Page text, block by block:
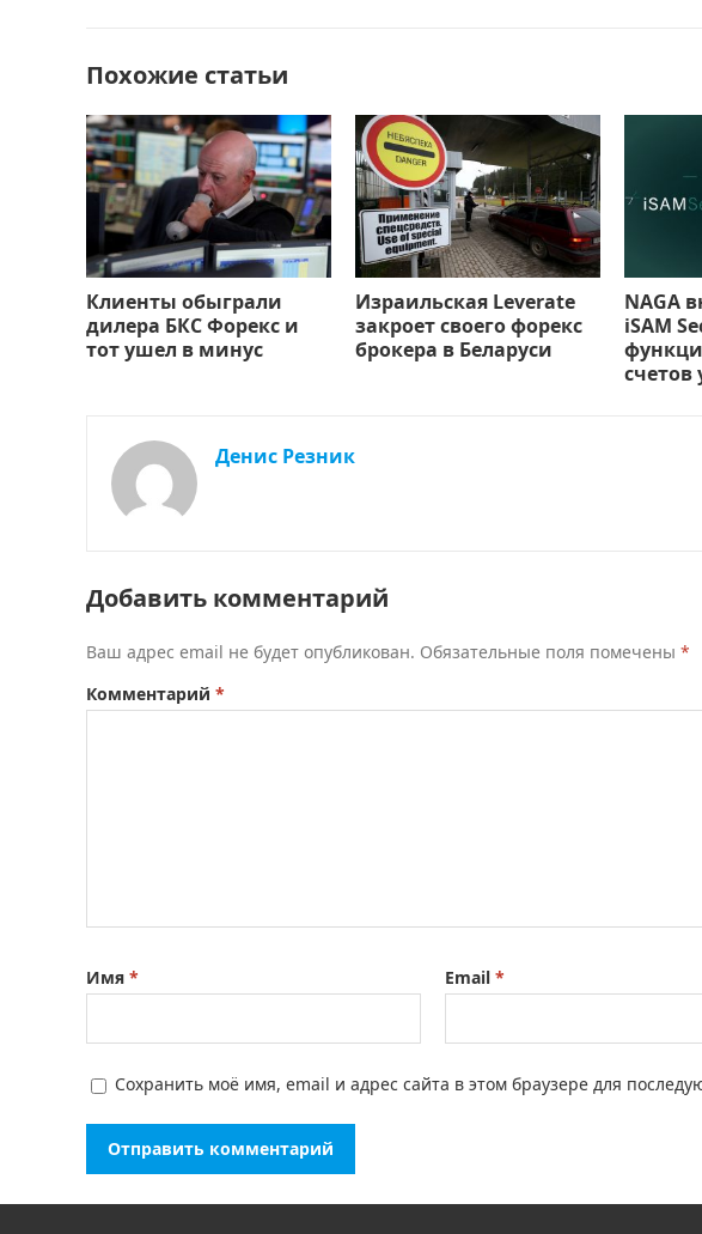
ь
Похожие статьи
Клиенты обыграли
дилера БКС Форекс и
тот ушел в минус
Израильская Leverate
закроет своего форекс
брокера в Беларуси
NAGA
iSAM
счетов
Денис Резник
Добавить комментарий
Ваш адрес email не будет опубликован. Обязательные поля помечены *
Комментарий *
Имя * Email *
Сохранить моё имя, email и адрес сайта в этом браузере для